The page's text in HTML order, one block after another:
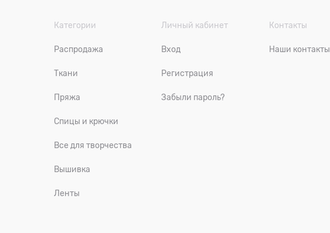
Категории
Распродажа
Ткани
Пряжа
Спицы и крючки
Все для творчества
Вышивка
Ленты
Личный кабинет
Вход
Регистрация
Забыли пароль?
Контакты
Наши контакты